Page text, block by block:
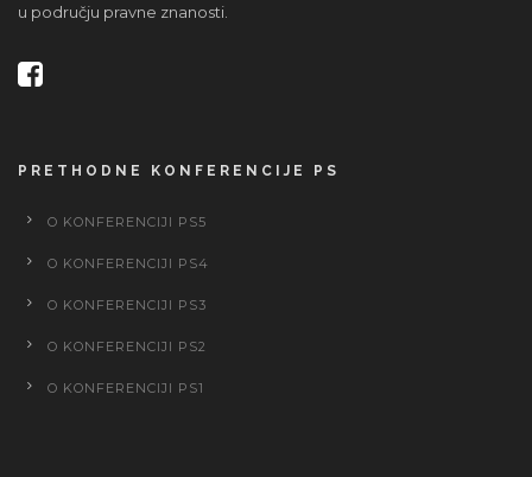
u području pravne znanosti.
PRETHODNE KONFERENCIJE PS
O KONFERENCIJI PS5
O KONFERENCIJI PS4
O KONFERENCIJI PS3
O KONFERENCIJI PS2
O KONFERENCIJI PS1